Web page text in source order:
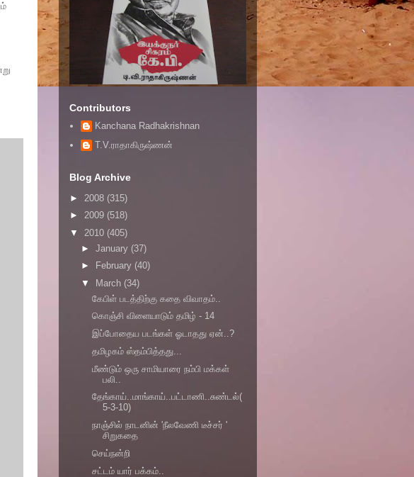
Contributors
Kanchana Radhakrishnan
T.V.ராதாகிருஷ்ணன்
Blog Archive
► 2008 (315)
► 2009 (518)
▼ 2010 (405)
► January (37)
►
February (40)
▼
March (34)
கேபிள் படத்திற்கு கதை விவாதம்..
கொஞ்சி விளையாடும் தமிழ் - 14
இப்போதைய படங்கள் ஓடாதது ஏன்..?
தமிழகம் ஸ்தம்பித்தது...
மீண்டும் ஒரு சாமியாரை நம்பி மக்கள்
பலி..
தேங்காய்..மாங்காய்..பட்டாணி..சுண்டல்(
5-3-10)
நாஞ்சில் நாடனின் 'நீலவேணி டீச்சர் '
சிறுகதை
செய்நன்றி
சட்டம் யார் பக்கம்..